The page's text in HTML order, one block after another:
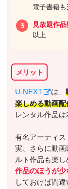
電子書籍も
見放題作
以上
メリット
U-NEXT は、
楽しめる動画
レンタル作品は
有名アーティ
実、さらに動
ルト作品も楽し
作品のほうが少
しておけば間違